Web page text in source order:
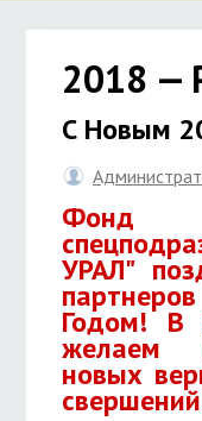
2018 —
С Новым
Фонд
УРАЛ"
Годом! В
желаем
новых